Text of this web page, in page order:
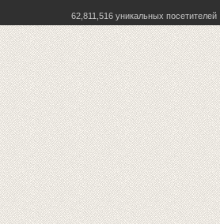
62,811,516 уникальных посетителей